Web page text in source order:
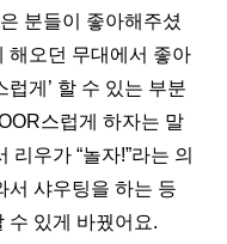
분들이 좋아해주셨
해오던 무대에서 좋아
게’ 할 수 있는 부분
스럽게 하자는 말
우가 “놀자!”라는 의
서 샤우팅을 하는 등
수 있게 바꿨어요.